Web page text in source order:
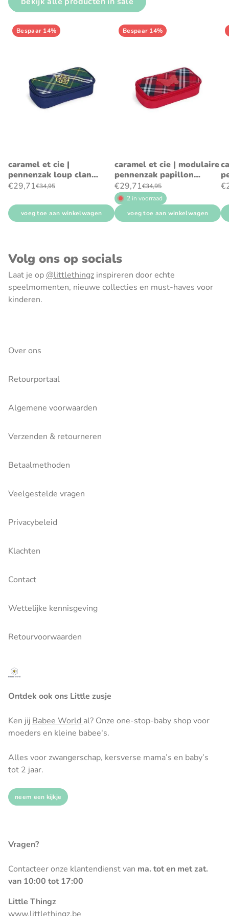
Bespaar 14%
caramel et cie |
pennenzak loup clan
tartan
€29,71€34,95
voeg toe aan winkelwagen
Bespaar 14%
caramel et cie | modulaire
pennenzak papillon
tartan rouge
€29,71€34,95
2 in voorraad
voeg toe aan winkelwagen
Volg ons op socials
Laat je op @littlethingz inspireren door echte
speelmomenten, nieuwe collecties en must-haves voor
kinderen.
Over ons
Retourportaal
Algemene voorwaarden
Verzenden & retourneren
Betaalmethoden
Veelgestelde vragen
Privacybeleid
Klachten
Contact
Wettelijke kennisgeving
Retourvoorwaarden
Ontdek ook ons Little zusje
Ken jij Babee World al? Onze one-stop-baby shop voor
moeders en kleine babee's.
Alles voor zwangerschap, kersverse mama’s en baby’s
tot 2 jaar.
neem een kijkje
Vragen?
Contacteer onze klantendienst van ma. tot en met zat.
van 10:00 tot 17:00
Little Thingz